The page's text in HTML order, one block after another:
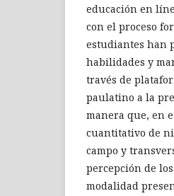
educación en
con el proceso
estudiantes han
habilidades y
través de
paulatino a la
manera que, en
cuantitativo de
campo y
percepción de
modalidad